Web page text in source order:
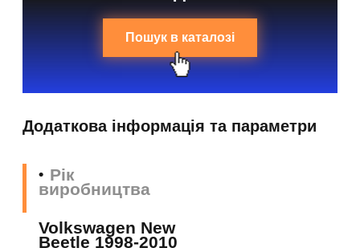
Пошук в каталозі
Додаткова інформація та параметри
Рік
виробництва
Volkswagen New
Beetle 1998-2010